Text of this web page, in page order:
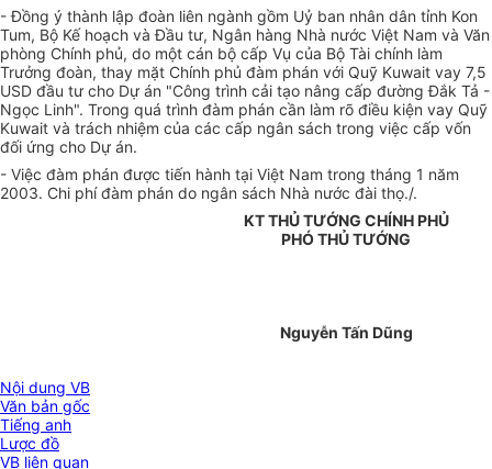
- Đồng ý thành lập đoàn liên ngành gồm Uỷ ban nhân dân tỉnh Kon
Tum, Bộ Kế hoạch và Đầu tư, Ngân hàng Nhà nước Việt Nam và Văn
phòng Chính phủ, do một cán bộ cấp Vụ của Bộ Tài chính làm
Trưởng đoàn, thay mặt Chính phủ đàm phán với Quỹ Kuwait vay 7,5
USD đầu tư cho Dự án "Công trình cải tạo nâng cấp đường Đắk Tả -
Ngọc Linh". Trong quá trình đàm phán cần làm rõ điều kiện vay Quỹ
Kuwait và trách nhiệm của các cấp ngân sách trong việc cấp vốn
đối ứng cho Dự án.
- Việc đàm phán được tiến hành tại Việt Nam trong tháng 1 năm
2003. Chi phí đàm phán do ngân sách Nhà nước đài thọ./.
KT THỦ TƯỚNG CHÍNH PHỦ
PHÓ THỦ TƯỚNG
Nguyễn Tấn Dũng
Nội dung VB
Văn bản gốc
Tiếng anh
Lược đồ
VB liên quan